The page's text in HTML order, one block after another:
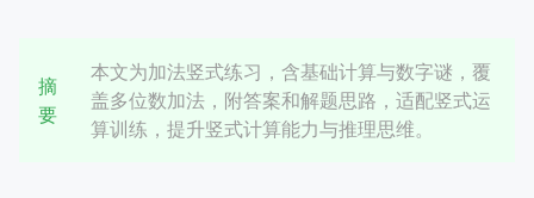
摘
要
本文为加法竖式练习，含基础计算与数字谜，覆
盖多位数加法，附答案和解题思路，适配竖式运
算训练，提升竖式计算能力与推理思维。